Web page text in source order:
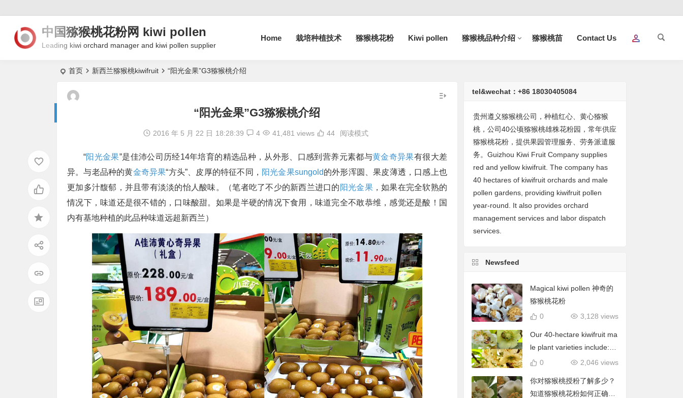
中国猕猴桃花粉网 kiwi pollen
Leading kiwi orchard manager and kiwi pollen supplier
Home 栽培种植技术 猕猴桃花粉 Kiwi pollen 猕猴桃品种介绍 猕猴桃苗 Contact Us
首页 新西兰猕猴桃kiwifruit “阳光金果”G3猕猴桃介绍
“阳光金果”G3猕猴桃介绍
2016 年 5 月 22 日 18:28:39 4 41,481 views 44 阅读模式
“阳光金果”是佳沛公司历经14年培育的精选品种，从外形、口感到营养元素都与黄金奇异果有很大差
异。与老品种的黄金奇异果“方头”、皮厚的特征不同， 阳光金果sungold的外形浑圆、果皮薄透，口感上也
更加多汁馥郁，并且带有淡淡的怡人酸味。（笔者吃了不少的新西兰进口的 阳光金果，如果在完全软熟的
情况下，味道还是很不错的，口味酸甜。如果是半硬的情况下食用，味道完全不敢恭维，感觉还是酸！国
内有基地种植的此品种味道远超新西兰）
tel&wechat：+86 18030405084
贵州遵义猕猴桃公司，种植红心、黄心猕猴
桃，公司40公顷猕猴桃雄株花粉园，常年供应
猕猴桃花粉，提供果园管理服务、劳务派遣服
务。Guizhou Kiwi Fruit Company supplies
red and yellow kiwifruit. The company has
40 hectares of kiwifruit orchards and male
pollen gardens, providing kiwifruit pollen
year-round. It also provides orchard
management services and labor dispatch
services.
Newsfeed
Magical kiwi pollen 神奇的
猕猴桃花粉
3,128 views
0
Our 40-hectare kiwifruit ma
le plant varieties include: C
hieftain, Matua, Tumari.我
括酋长、陶木里等
2,046 views
0
你对猕猴桃授粉了解多少？
知道猕猴桃花粉如何正确使